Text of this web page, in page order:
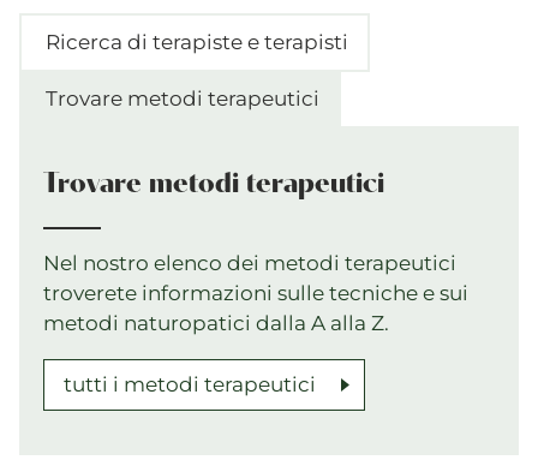
Trovare metodi terapeutici
Ricerca di terapiste e terapisti
Trovare metodi terapeutici
Nel nostro elenco dei metodi terapeutici
troverete informazioni sulle tecniche e sui
metodi naturopatici dalla A alla Z.
tutti i metodi terapeutici